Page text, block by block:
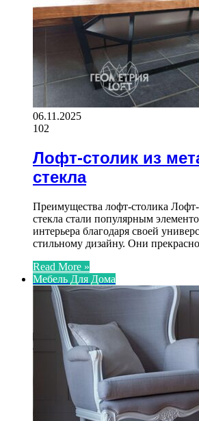
06.11.2025
102
Лофт-столик из
стекла
Преимущества лофт-столика
стекла стали популярным
интерьера благодаря своей
стильному дизайну. Они
Read More »
Мебель Для Дома